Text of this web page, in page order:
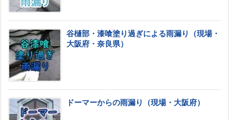
谷樋部・漆喰塗り過ぎによる雨漏り（現場・
大阪府・奈良県）
ドーマーからの雨漏り（現場・大阪府）